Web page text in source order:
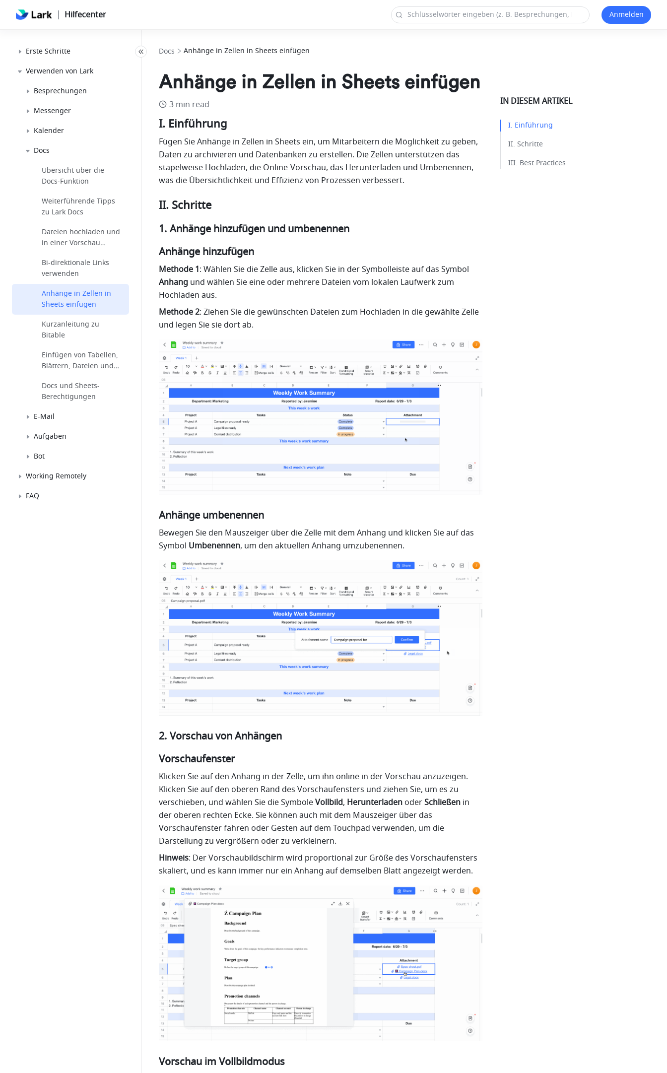
Hilfecenter Anmelden
Erste Schritte
Verwenden von Lark
Besprechungen
Messenger
Kalender
Docs
Übersicht über die
Docs-Funktion
Weiterführende Tipps
zu Lark Docs
Dateien hochladen und
in einer Vorschau
Bi-direktionale Links
verwenden
Anhänge in Zellen in
Sheets einfügen
Kurzanleitung zu
Bitable
Einfügen von Tabellen,
Blättern, Dateien und
Docs und Sheets-
Berechtigungen
E-Mail
Aufgaben
Bot
Working Remotely
FAQ
Docs Anhänge in Zellen in Sheets einfügen
Anhänge in Zellen in Sheets einfügen
3 min read
I. Einführung
Fügen Sie Anhänge in Zellen in Sheets ein, um Mitarbeitern die Möglichkeit zu geben,
Daten zu archivieren und Datenbanken zu erstellen. Die Zellen unterstützen das
stapelweise Hochladen, die Online-Vorschau, das Herunterladen und Umbenennen,
was die Übersichtlichkeit und Effizienz von Prozessen verbessert.
II. Schritte
Anhänge hinzufügen und umbenennen
Anhänge hinzufügen
Methode 1
Anhang und wählen Sie eine oder mehrere Dateien vom lokalen Laufwerk zum
Hochladen aus.
Methode 2: Ziehen Sie die gewünschten Dateien zum Hochladen in die gewählte Zelle
und legen Sie sie dort ab.
Anhänge umbenennen
Bewegen Sie den Mauszeiger über die Zelle mit dem Anhang und klicken Sie auf das
Symbol Umbenennen, um den aktuellen Anhang umzubenennen.
Vorschau von Anhängen
Vorschaufenster
Klicken Sie auf den Anhang in der Zelle, um ihn online in der Vorschau anzuzeigen.
Klicken Sie auf den oberen Rand des Vorschaufensters und ziehen Sie, um es zu
verschieben, und wählen Sie die Symbole Vollbild, Herunterladen oder Schließen in
der oberen rechten Ecke. Sie können auch mit dem Mauszeiger über das
Vorschaufenster fahren oder Gesten auf dem Touchpad verwenden, um die
Darstellung zu vergrößern oder zu verkleinern.
Hinweis: Der Vorschaubildschirm wird proportional zur Größe des Vorschaufensters
skaliert, und es kann immer nur ein Anhang auf demselben Blatt angezeigt werden.
Vorschau im Vollbildmodus
IN DIESEM ARTIKEL
I. Einführung​
II. Schritte​
III. Best Practices​